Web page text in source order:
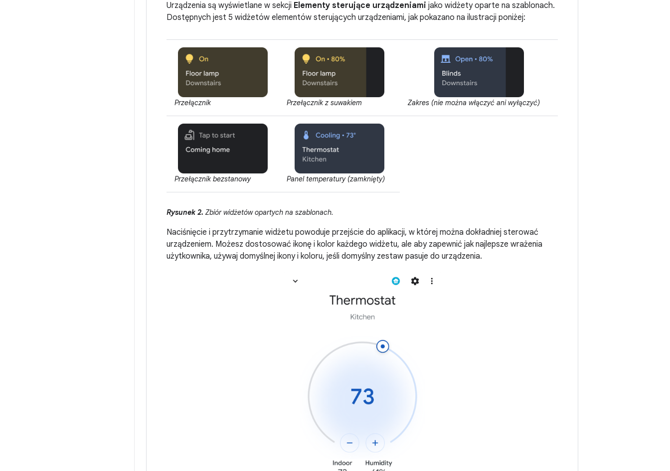
Urządzenia są wyświetlane w sekcji Elementy sterujące urządzeniami jako widżety oparte na szablonach.
Dostępnych jest 5 widżetów elementów sterujących urządzeniami, jak pokazano na ilustracji poniżej:
Przełącznik Przełącznik z suwakiem Zakres (nie można włączyć ani wyłączyć)
Przełącznik bezstanowy Panel temperatury (zamknięty)
Rysunek 2. Zbiór widżetów opartych na szablonach.
Naciśnięcie i przytrzymanie widżetu powoduje przejście do aplikacji, w której można dokładniej sterować
urządzeniem. Możesz dostosować ikonę i kolor każdego widżetu, ale aby zapewnić jak najlepsze wrażenia
użytkownika, używaj domyślnej ikony i koloru, jeśli domyślny zestaw pasuje do urządzenia.